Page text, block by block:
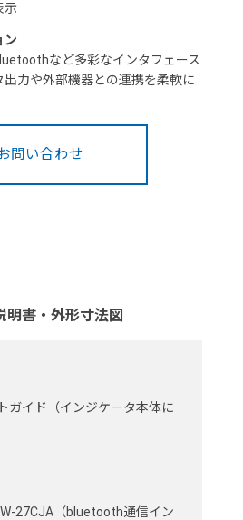
示
ン
など多彩なインタフェース
力や外部機器との連携を柔軟に
問い合わせ
明書・外形寸法図
ガイド（インジケータ本体に
27CJA（bluetooth通信イン